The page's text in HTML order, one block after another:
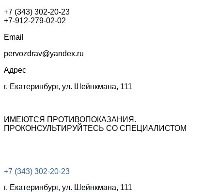
+7 (343) 302-20-23
+7-912-279-02-02
Email
pervozdrav@yandex.ru
Адрес
г. Екатеринбург, ул. Шейнкмана, 111
ИМЕЮТСЯ ПРОТИВОПОКАЗАНИЯ.
ПРОКОНСУЛЬТИРУЙТЕСЬ СО СПЕЦИАЛИСТОМ
+7 (343) 302-20-23
г. Екатеринбург, ул. Шейнкмана, 111